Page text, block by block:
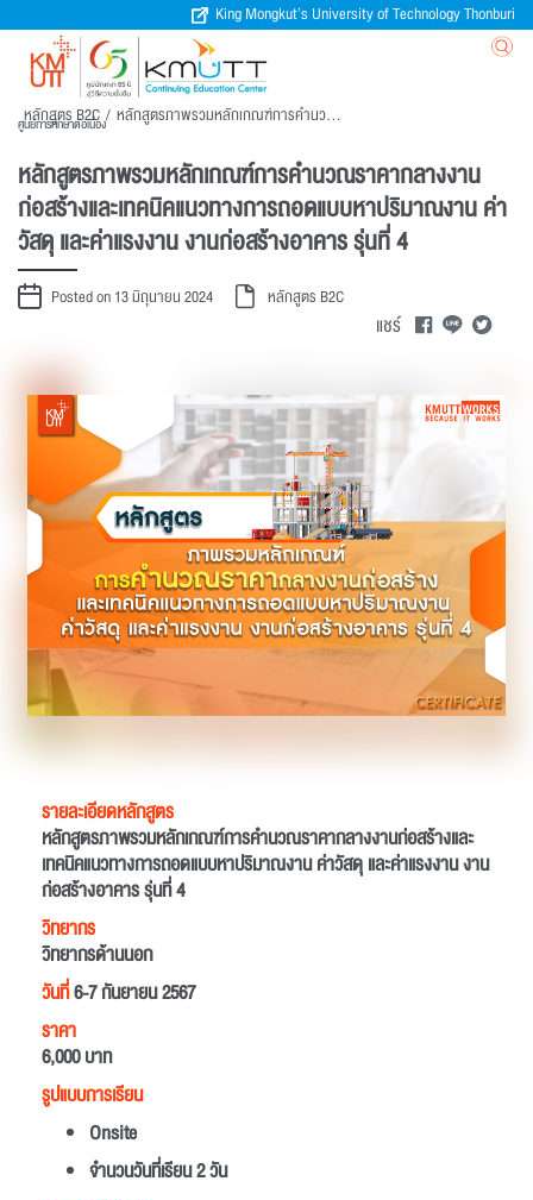
King Mongkut’s University of Technology Thonburi
ศูนย์การศึกษาต่อเนื่อง
หลักสูตร B2C / หลักสูตรภาพรวมหลักเกณฑ์การคำนวณราคากลางงานก่อสร้างและเทคนิคแนวทางการถอดแบบหาปริมาณงาน ค่าวัสดุ และค่าแรงงาน งานก่อสร้างอาคาร รุ่นที่ 4
หลักสูตรภาพรวมหลักเกณฑ์การคำนวณราคากลางงาน
ก่อสร้างและเทคนิคแนวทางการถอดแบบหาปริมาณงาน ค่า
วัสดุ และค่าแรงงาน งานก่อสร้างอาคาร รุ่นที่ 4
Posted on 13 มิถุนายน 2024 หลักสูตร B2C
แชร์
รายละเอียดหลักสูตร
หลักสูตรภาพรวมหลักเกณฑ์การคำนวณราคากลางงานก่อสร้างและ
เทคนิคแนวทางการถอดแบบหาปริมาณงาน ค่าวัสดุ และค่าแรงงาน งาน
ก่อสร้างอาคาร รุ่นที่ 4
วิทยากร
วิทยากรด้านนอก
วันที่6-7 กันยายน 2567
ราคา
6,000 บาท
รูปแบบการเรียน
Onsite
จำนวนวันที่เรียน 2 วัน